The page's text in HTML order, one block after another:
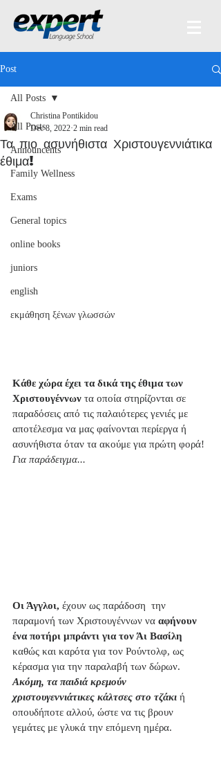
Post
All Posts
Announcents
Family Wellness
Exams
General topics
online books
juniors
english
εκμάθηση ξένων γλωσσών
All Posts
Τα πιο ασυνήθιστα Χριστουγεννιάτικα
έθιμα!
Christina Pontikidou
Dec 8, 2022 2 min read
Κάθε χώρα έχει τα δικά της έθιμα των
Χριστουγέννων τα οποία στηρίζονται σε
παραδόσεις από τις παλαιότερες γενιές με
αποτέλεσμα να μας φαίνονται περίεργα ή
ασυνήθιστα όταν τα ακούμε για πρώτη φορά!
Για παράδειγμα...
Οι Άγγλοι, έχουν ως παράδοση  την
παραμονή των Χριστουγέννων να αφήνουν
ένα ποτήρι μπράντι για τον Άι Βασίλη
καθώς και καρότα για τον Ρούντολφ, ως
κέρασμα για την παραλαβή των δώρων.
Ακόμη, τα παιδιά κρεμούν
χριστουγεννιάτικες κάλτσες στο τζάκι ή
οπουδήποτε αλλού, ώστε να τις βρουν
γεμάτες με γλυκά την επόμενη ημέρα.